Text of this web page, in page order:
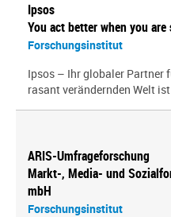
Ipsos
You act better when you are
Forschungsinstitut
Ipsos – Ihr globaler
rasant verändernden Welt
ARIS-Umfrageforschung
Markt-, Media- und
mbH
Forschungsinstitut